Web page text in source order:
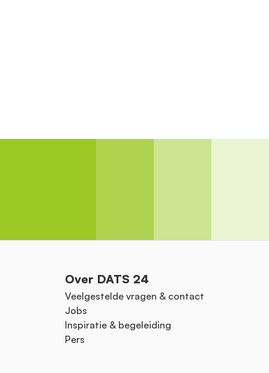
Over DATS 24
Veelgestelde vragen & contact
Jobs
Inspiratie & begeleiding
Pers